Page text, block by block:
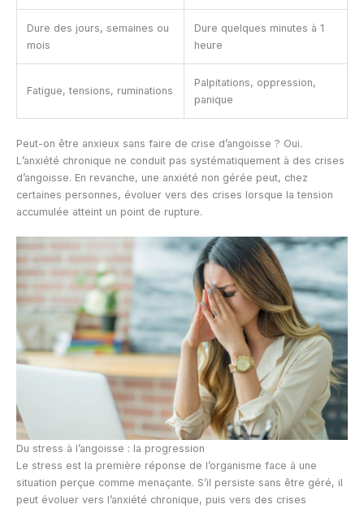
Dure des jours, semaines ou
mois
Dure quelques minutes à 1
heure
Fatigue, tensions, ruminations
Palpitations, oppression,
panique
Peut-on être anxieux sans faire de crise d’angoisse ? Oui.
L’anxiété chronique ne conduit pas systématiquement à des crises
d’angoisse. En revanche, une anxiété non gérée peut, chez
certaines personnes, évoluer vers des crises lorsque la tension
accumulée atteint un point de rupture.
Du stress à l’angoisse : la progression
Le stress est la première réponse de l’organisme face à une
situation perçue comme menaçante. S’il persiste sans être géré, il
peut évoluer vers l’anxiété chronique, puis vers des crises